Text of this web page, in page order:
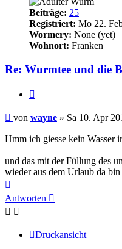
Beiträge: 25
Registriert: Mo 22.
Wormery: None (yet)
Wohnort: Franken
Re: Wurmtee und die
Beitrag
von wayne » Sa 10. Apr
Hmm ich giesse kein Wasser
und das mit der Füllung des
wieder aus dem Urlaub da bin
oben
Antworten
Druckansicht